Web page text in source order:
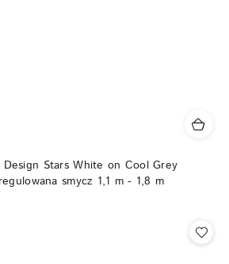
Stars White on Cool Grey
smycz 1,1 m - 1,8 m